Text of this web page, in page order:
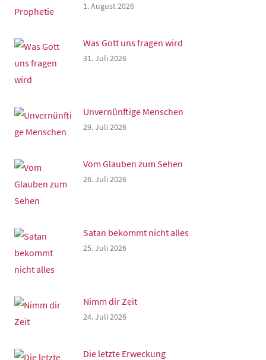
1. August 2026
Was Gott uns fragen wird
31. Juli 2026
Unvernünftige Menschen
29. Juli 2026
Vom Glauben zum Sehen
26. Juli 2026
Satan bekommt nicht alles
25. Juli 2026
Nimm dir Zeit
24. Juli 2026
Die letzte Erweckung